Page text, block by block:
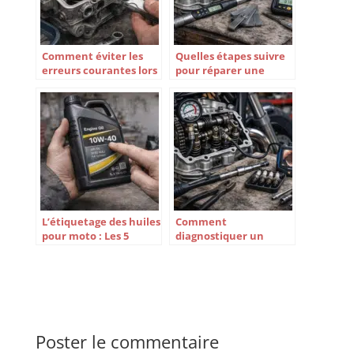
Comment éviter les
erreurs courantes lors
soupapes sur sa moto ?
Quelles étapes suivre
pour réparer une
L’étiquetage des huiles
pour moto : Les 5
Comment
diagnostiquer un
Poster le commentaire